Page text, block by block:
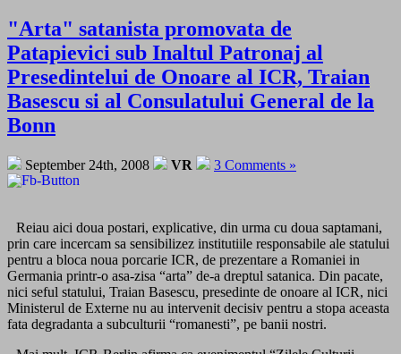
"Arta" satanista promovata de
Patapievici sub Inaltul Patronaj al
Presedintelui de Onoare al ICR, Traian
Basescu si al Consulatului General de la
Bonn
September 24th, 2008 VR 3 Comments »
Reiau aici doua postari, explicative, din urma cu doua saptamani,
prin care incercam sa sensibilizez institutiile responsabile ale statului
pentru a bloca noua porcarie ICR, de prezentare a Romaniei in
Germania printr-o asa-zisa “arta” de-a dreptul satanica. Din pacate,
nici seful statului, Traian Basescu, presedinte de onoare al ICR, nici
Ministerul de Externe nu au intervenit decisiv pentru a stopa aceasta
fata degradanta a subculturii “romanesti”, pe banii nostri.